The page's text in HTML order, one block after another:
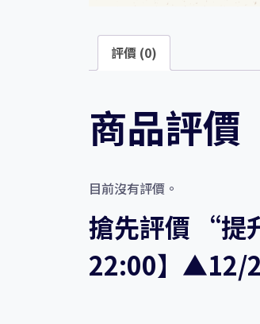
評價 (0)
商品評價
目前沒有評價。
搶先評價 “提
22:00】▲12/